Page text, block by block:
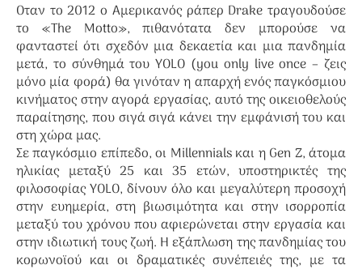
Οταν το 2012 ο Αμερικανός ράπερ Drake τραγουδούσε
το «The Motto», πιθανότατα δεν μπορούσε να
φανταστεί ότι σχεδόν μια δεκαετία και μια πανδημία
μετά, το σύνθημά του YOLO (you only live once – ζεις
μόνο μία φορά) θα γινόταν η απαρχή ενός παγκόσμιου
κινήματος στην αγορά εργασίας, αυτό της οικειοθελούς
παραίτησης, που σιγά σιγά κάνει την εμφάνισή του και
στη χώρα μας.
Σε παγκόσμιο επίπεδο, οι Millennials και η Gen Z, άτομα
ηλικίας μεταξύ 25 και 35 ετών, υποστηρικτές της
φιλοσοφίας YOLO, δίνουν όλο και μεγαλύτερη προσοχή
στην ευημερία, στη βιωσιμότητα και στην ισορροπία
μεταξύ του χρόνου που αφιερώνεται στην εργασία και
στην ιδιωτική τους ζωή. Η εξάπλωση της πανδημίας του
κορωνοϊού και οι δραματικές συνέπειές της, με τα